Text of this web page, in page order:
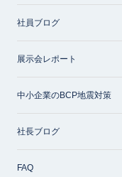
社員ブログ
展示会レポート
中小企業のBCP地震対策
社長ブログ
FAQ